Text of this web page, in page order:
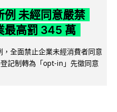
例 未經同意嚴禁
最高罰 345 萬
全面禁止企業未經消費者同意
記制轉為「opt-in」先徵同意